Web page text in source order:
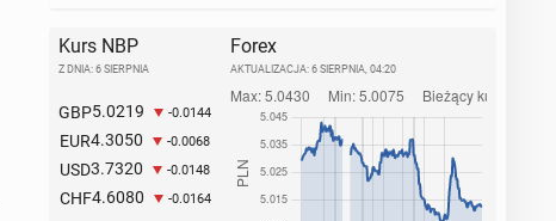
Kurs NBP
Z DNIA: 6 SIERPNIA
GBP5.0219 -0.0144
EUR4.3050 -0.0068
USD3.7320 -0.0148
CHF4.6080 -0.0164
Forex
AKTUALIZACJA: 6 SIERPNIA, 04:20